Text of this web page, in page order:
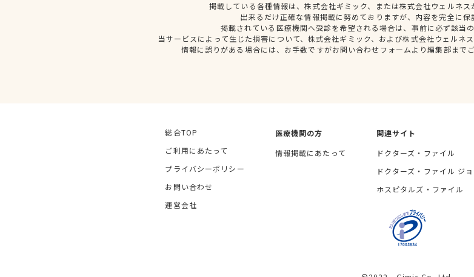
掲載している各種情報は、株式会社ギミック、または株式会社ウェルネス
出来るだけ正確な情報掲載に努めておりますが、内容を完全に保
掲載されている医療機関へ受診を希望される場合は、事前に必ず該当
当サービスによって生じた損害について、株式会社ギミック、および株式会社ウェルネ
情報に誤りがある場合には、お手数ですがお問い合わせフォームより編集部まで
総合TOP
ご利用にあたって
プライバシーポリシー
お問い合わせ
運営会社
医療機関の方
情報掲載にあたって
関連サイト
ドクターズ・ファイル
ドクターズ・ファイル ジ
ホスピタルズ・ファイル